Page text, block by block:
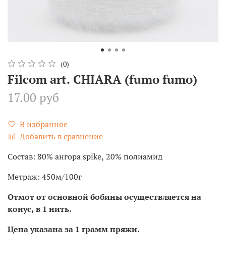
(0)
Filcom art. CHIARA (fumo fumo)
17.00 руб
В избранное
Добавить в сравнение
Состав: 80% ангора spike, 20% полиамид
Метраж: 450м/100г
Отмот от основной бобины осуществляется на
конус, в 1 нить.
Цена указана за 1 грамм пряжи.